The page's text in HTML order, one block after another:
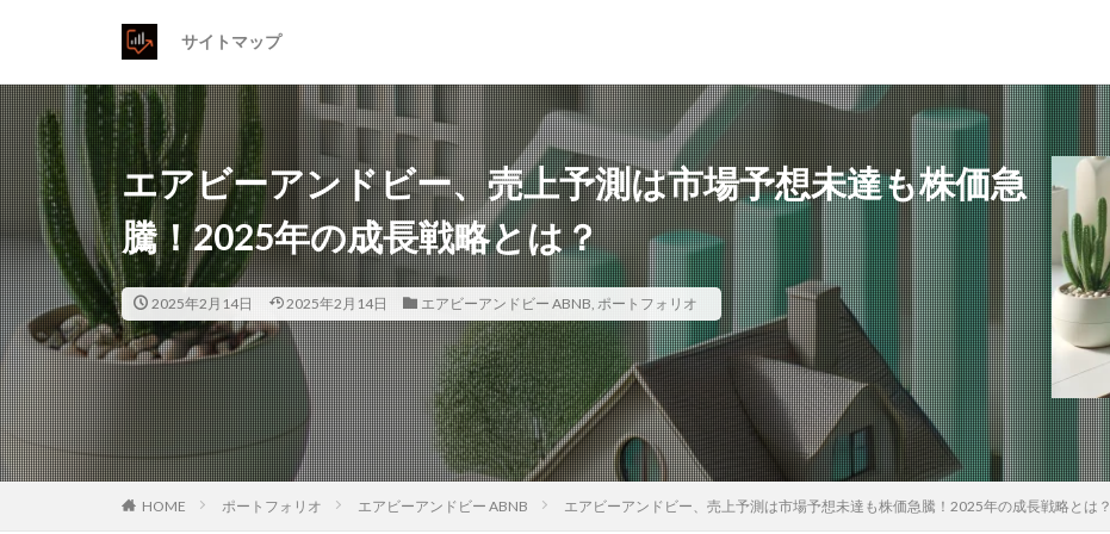
サイトマップ
エアビーアンドビー、売上予測は市場予想未達も株価急
騰！2025年の成長戦略とは？
2025年2月14日 2025年2月14日 エアビーアンドビー ABNB, ポートフォリオ
HOME ポートフォリオ エアビーアンドビー ABNB エアビーアンドビー、売上予測は市場予想未達も株価急騰！2025年の成長戦略とは？